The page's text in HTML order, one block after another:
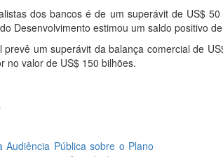
dos bancos é de um superávit de US$
Desenvolvimento estimou um saldo positivo
prevê um superávit da balança comercial de
no valor de US$ 150 bilhões.
Audiência Pública sobre o Plano